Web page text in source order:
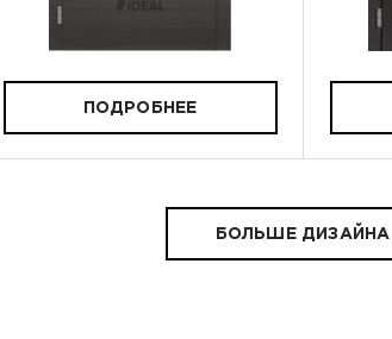
ПОДРОБНЕЕ
БОЛЬШЕ ДИЗАЙНА